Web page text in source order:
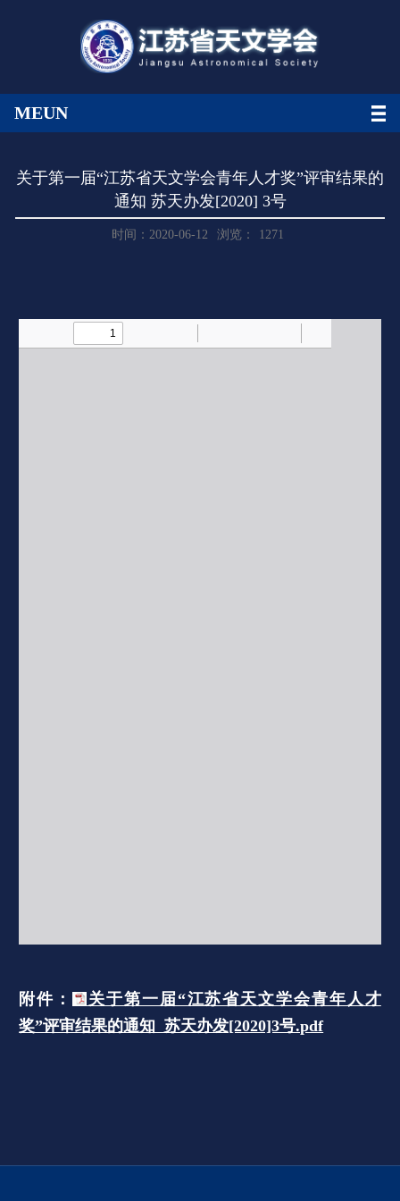
MEUN
关于第一届“江苏省天文学会青年人才奖”评审结果的
通知 苏天办发[2020] 3号
时间：2020-06-12 浏览： 1271
附件：
关于第一届“江苏省天文学会青年人才
奖”评审结果的通知 苏天办发[2020]3号.pdf